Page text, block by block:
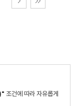
조건에 따라 자유롭게